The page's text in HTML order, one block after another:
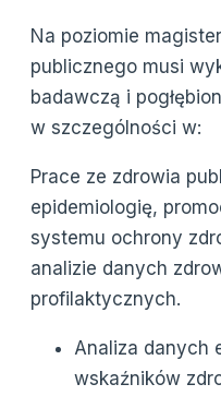
Na poziomie
publicznego musi
badawczą i
w szczególności w:
Prace ze zdrowia
epidemiologię,
systemu ochrony
analizie danych
profilaktycznych.
Analiza danych
wskaźników